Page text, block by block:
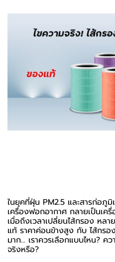
ในยุคที่ฝุ่น PM2.5 และสารก่อภูมิ
เครื่องฟอกอากาศ กลายเป็นเค
เมื่อถึงเวลาเปลี่ยนไส้กรอง หล
แท้ ราคาค่อนข้างสูง กับ ไส้กรอ
มาก... เราควรเลือกแบบไหน?
จริงหรือ?